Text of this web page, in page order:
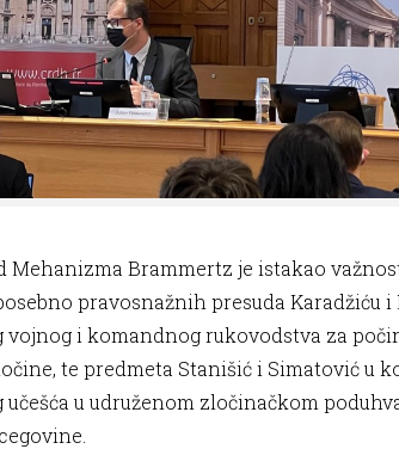
Mehanizma Brammertz je istakao
pravosnažnih presuda Karadžiću i
i komandnog rukovodstva za
te predmeta Stanišić i Simatović u
u udruženom zločinačkom